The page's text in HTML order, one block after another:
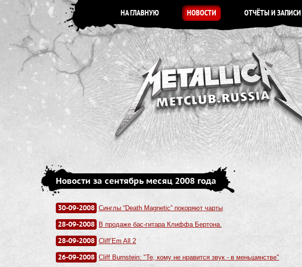
НА ГЛАВНУЮ НОВОСТИ ОТЧЁТЫ И ЗАПИСИ
Новости за сентябрь месяц 2008 года
30-09-2008 Синглы “Death Magnetic” покоряют чарты
28-09-2008 В продаже бас-гитара Клиффа Бертона.
28-09-2008 Cliff’Em All 2
26-09-2008 Cliff Burnstein: "Те, кому не нравится звук - в меньшинстве"